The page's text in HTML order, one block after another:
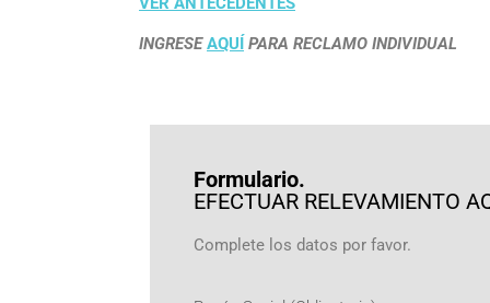
INGRESEAQUÍ PARA RECLAMO INDIVIDUAL
Formulario.
EFECTUAR RELEVAMIENTO
Complete los datos por favor.